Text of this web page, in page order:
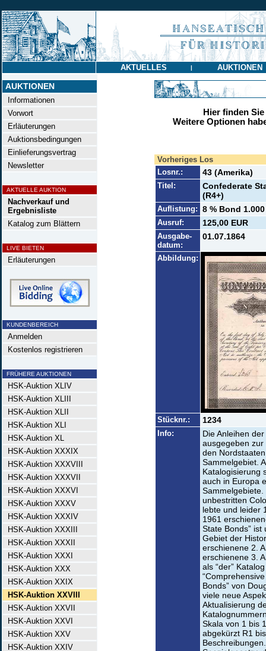
AKTUELLES | AUKTIONEN
AUKTIONEN
Informationen
Vorwort
Erläuterungen
Auktionsbedingungen
Einlieferungsvertrag
Newsletter
AKTUELLE AUKTION
Nachverkauf und
Ergebnisliste
Katalog zum Blättern
LIVE BIETEN
Erläuterungen
KUNDENBEREICH
Anmelden
Kostenlos registrieren
FRÜHERE AUKTIONEN
HSK-Auktion XLIV
HSK-Auktion XLIII
HSK-Auktion XLII
HSK-Auktion XLI
HSK-Auktion XL
HSK-Auktion XXXIX
HSK-Auktion XXXVIII
HSK-Auktion XXXVII
HSK-Auktion XXXVI
HSK-Auktion XXXV
HSK-Auktion XXXIV
HSK-Auktion XXXIII
HSK-Auktion XXXII
HSK-Auktion XXXI
HSK-Auktion XXX
HSK-Auktion XXIX
HSK-Auktion XXVIII
HSK-Auktion XXVII
HSK-Auktion XXVI
HSK-Auktion XXV
HSK-Auktion XXIV
Hier finden
Weitere Optionen
Vorheriges Los
Losnr.:
43 (Amerika)
Titel:
Confederate
(R4+)
Auflistung: 8 % Bond
Ausruf: 125,00 EUR
Ausgabe-
datum:
01.07.1864
Abbildung:
Stücknr.: 1234
Info:
Die Anleihen
ausgegeben
den
Sammelgebiet.
Katalogisierung
auch in Europa
unbestritten
lebte und leider
1961
State Bonds”
Gebiet der
erschienene 2.
erschienene 3.
als “der”
Bonds” von
viele neue
Aktualisierung
Skala von 1 bis
abgekürzt R1